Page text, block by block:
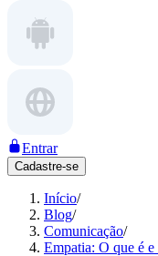
Entrar
Cadastre-se
Início/
Blog/
Comunicação/
Empatia: O que é e